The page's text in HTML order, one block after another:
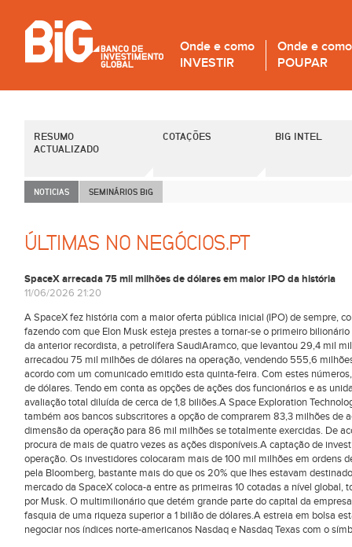
Onde e como
INVESTIR
Onde e como
POUPAR
RESUMO
ACTUALIZADO
COTAÇÕES BIG INTEL
NOTICIAS SEMINÁRIOS BiG
ÚLTIMAS NO NEGÓCIOS.PT
SpaceX arrecada 75 mil milhões de dólares em maior IPO da história
11/06/2026 21:20
A SpaceX fez história com a maior oferta pública inicial (IPO) de sempre,
fazendo com que Elon Musk esteja prestes a tornar-se o primeiro
da anterior recordista, a petrolífera SaudiAramco, que levantou 29,4 mil
arrecadou 75 mil milhões de dólares na operação, vendendo 555,6
acordo com um comunicado emitido esta quinta-feira. Com estes
de dólares. Tendo em conta as opções de ações dos funcionários e as
avaliação total diluída de cerca de 1,8 biliões.A Space Exploration
também aos bancos subscritores a opção de comprarem 83,3 milhões de
dimensão da operação para 86 mil milhões se totalmente exercidas. De
procura de mais de quatro vezes as ações disponíveis.A captação de
operação. Os investidores colocaram mais de 100 mil milhões em ordens
pela Bloomberg, bastante mais do que os 20% que lhes estavam
mercado da SpaceX coloca-a entre as primeiras 10 cotadas a nível
por Musk. O multimilionário que detém grande parte do capital da
fasquia de uma riqueza superior a 1 bilião de dólares.A estreia em bolsa
negociar nos índices norte-americanos Nasdaq e Nasdaq Texas com o